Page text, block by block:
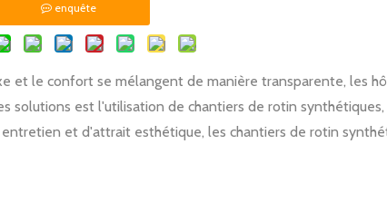
enquête
et le confort se mélangent de manière transparente, les
est l'utilisation de chantiers de rotin
et d'attrait esthétique, les chantiers de rotin